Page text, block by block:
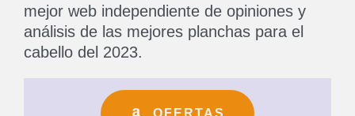
mejor web independiente de opiniones y
análisis de las mejores planchas para el
cabello del 2023.
OFERTAS